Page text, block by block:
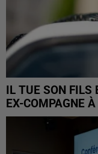
IL TUE SON
EX-COMPAGNE